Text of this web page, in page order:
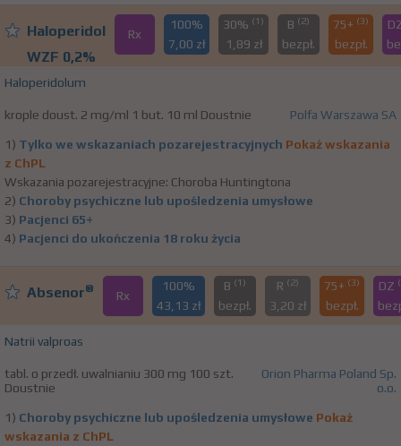
Haloperidol
WZF 0,2%
Rx
100%
7,00 zł
30% (1)
1,89 zł
B (2)
bezpł.
75+ (3)
bezpł.
Haloperidolum
krople doust. 2 mg/ml 1 but. 10 ml Doustnie Polfa Warszawa SA
1) Tylko we wskazaniach pozarejestracyjnych Pokaż wskazania
z ChPL
Wskazania pozarejestracyjne: Choroba Huntingtona
2) Choroby psychiczne lub upośledzenia umysłowe
3) Pacjenci 65+
4) Pacjenci do ukończenia 18 roku życia
Absenor® Rx
100%
43,13 zł
B (1)
bezpł.
R (2)
3,20 zł
75+ (3)
bezpł.
DZ
Natrii valproas
tabl. o przedł. uwalnianiu 300 mg 100 szt.
Doustnie
Orion Pharma Poland Sp.
o.o.
1) Choroby psychiczne lub upośledzenia umysłowe Pokaż
wskazania z ChPL